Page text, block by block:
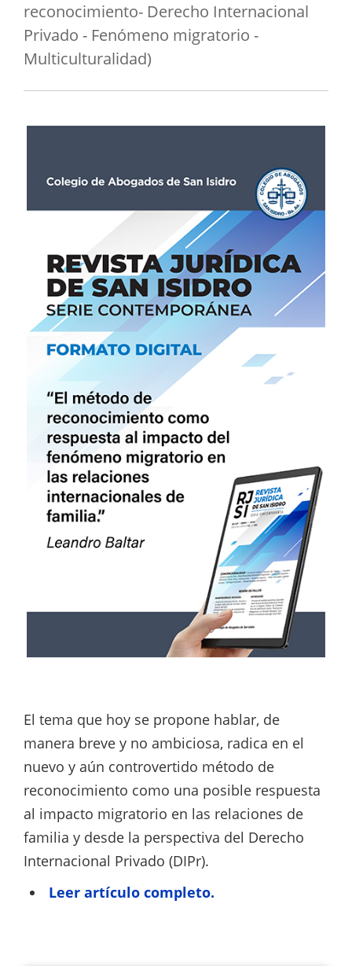
reconocimiento- Derecho Internacional
Privado - Fenómeno migratorio -
Multiculturalidad)
El tema que hoy se propone hablar, de
manera breve y no ambiciosa, radica en el
nuevo y aún controvertido método de
reconocimiento como una posible respuesta
al impacto migratorio en las relaciones de
familia y desde la perspectiva del Derecho
Internacional Privado (DIPr).
Leer artículo completo.